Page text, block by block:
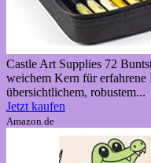
Castle Art Supplies 72
weichem Kern für
übersichtlichem, robustem...
Jetzt kaufen
Amazon.de